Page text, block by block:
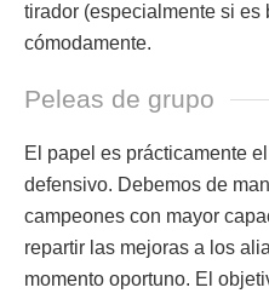
tirador (especialmente si es
cómodamente.
Peleas de grupo
El papel es prácticamente
defensivo. Debemos de
campeones con mayor
repartir las mejoras a los
momento oportuno. El